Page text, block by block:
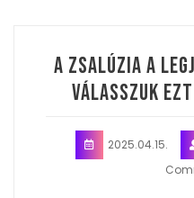
A zsalúzia a
válasszuk
2025.04.15.